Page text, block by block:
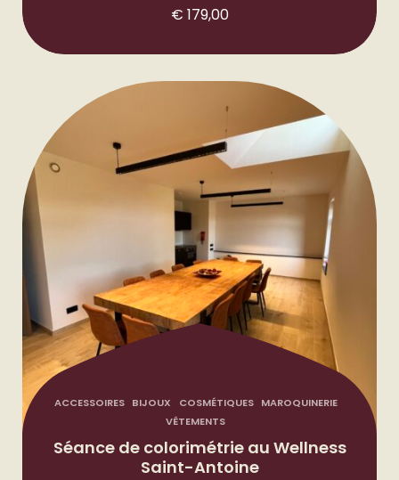
€ 179,00
ACCESSOIRES BIJOUX COSMÉTIQUES MAROQUINERIE
VÊTEMENTS
Séance de colorimétrie au Wellness
Saint-Antoine